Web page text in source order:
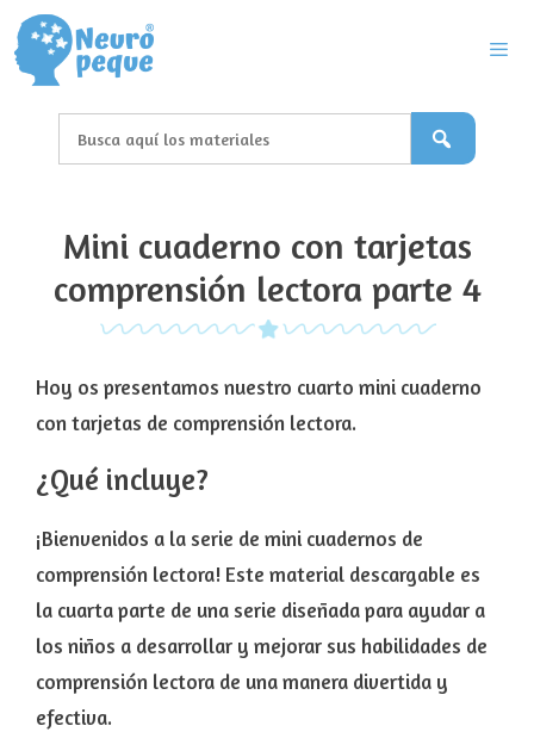
Saltar
al
contenido
Mini cuaderno con tarjetas
comprensión lectora parte 4
Hoy os presentamos nuestro cuarto mini cuaderno
con tarjetas de comprensión lectora.
¿Qué incluye?
¡Bienvenidos a la serie de mini cuadernos de
comprensión lectora! Este material descargable es
la cuarta parte de una serie diseñada para ayudar a
los niños a desarrollar y mejorar sus habilidades de
comprensión lectora de una manera divertida y
efectiva.